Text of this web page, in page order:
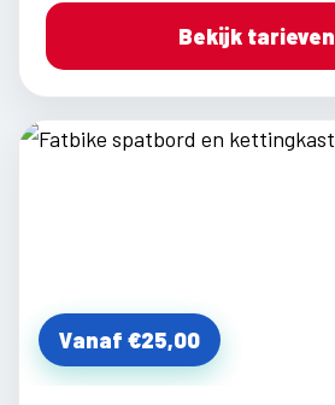
Bekijk tarieven
Vanaf €25,00